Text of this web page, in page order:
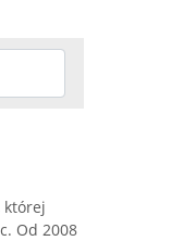
której
Od 2008